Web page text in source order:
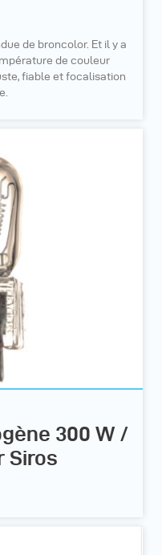
de broncolor. Et il y a
de couleur
fiable et focalisation
300 W /
Siros